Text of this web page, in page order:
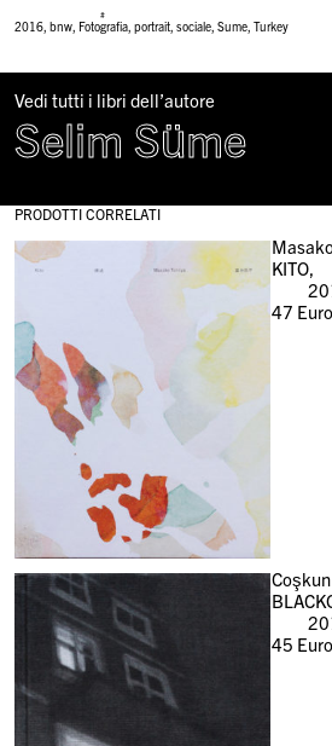
#
2016,bnw, Fotografia,portrait,sociale,Sume,Turkey
Vedi tutti i libri dell’autore
Selim Süme
PRODOTTI CORRELATI
KITO,
47 Euro
45 Euro